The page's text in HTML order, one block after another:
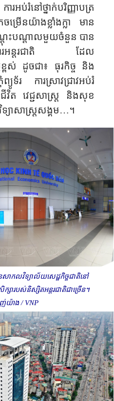
រំនៅថ្នាក់បរិញ្ញាបត្រ
រើនយ៉ាងខ្លាំងក្លា មាន​
ះបណ្តាលមួយ​ចំនួន បាន
តង់ដារអន្តរជាតិ ដែល
ពស់ ដូចជា៖ ធុរកិច្ច និង
យូទ័រ ការស្រាវជ្រាវអប់រំ
ជីវិត វេជ្ជសាស្ត្រ និងសុខ
ទ្យាសាស្ត្រសង្គម…។
សាកលវិទ្យាល័យសេដ្ឋកិច្ចជាតិនៅ
របស់និស្សិតអន្តរជាតិជាច្រើន។
យ៉ាង / VNP